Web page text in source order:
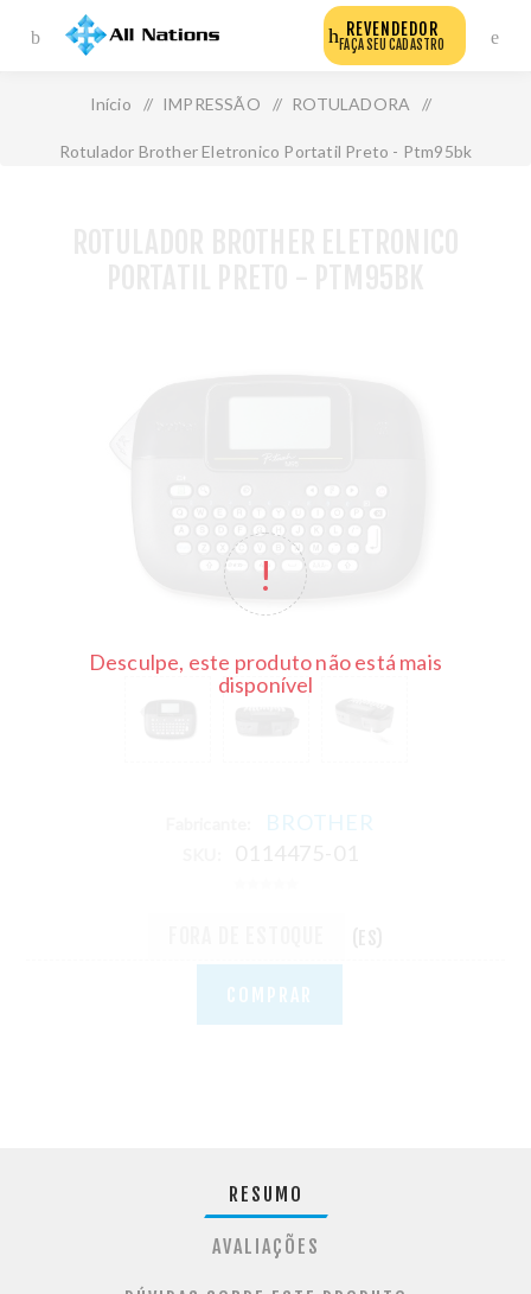
REVENDEDOR
FAÇA SEU CADASTRO
Início / IMPRESSÃO / ROTULADORA /
Rotulador Brother Eletronico Portatil Preto - Ptm95bk
Desculpe, este produto não está mais
disponível
BROTHER
COMPRAR
RESUMO
AVALIAÇÕES